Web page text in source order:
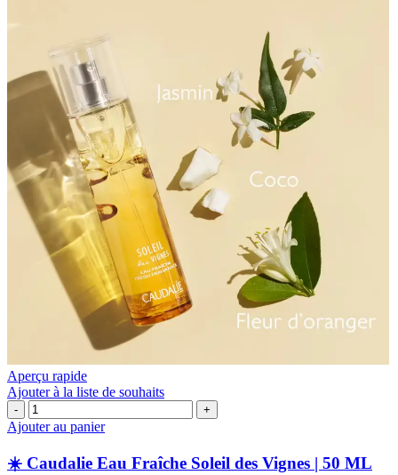
Aperçu rapide
Ajouter à la liste de souhaits
quantité
de
Caudalie
Ajouter au panier
☀️ Caudalie Eau Fraîche Soleil des Vignes | 50 ML